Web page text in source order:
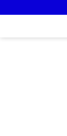
ke
Pemantapan